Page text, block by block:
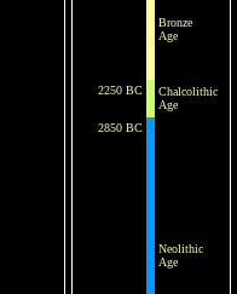
Bronze
Age
2250 BC
Chalcolithic
Age
2850 BC
Neolithic
Age